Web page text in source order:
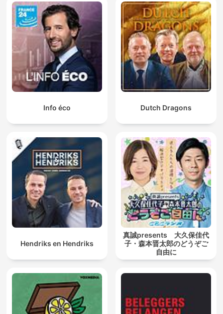
Info éco Dutch Dragons
Hendriks en Hendriks
真誠presents 大久保佳代
子・森本晋太郎のどうぞご
自由に